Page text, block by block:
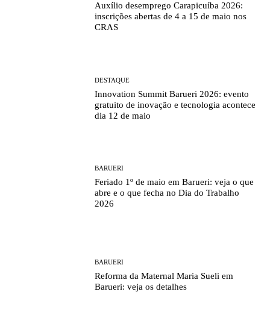
Auxílio desemprego Carapicuíba 2026:
inscrições abertas de 4 a 15 de maio nos
CRAS
DESTAQUE
Innovation Summit Barueri 2026: evento
gratuito de inovação e tecnologia acontece
dia 12 de maio
BARUERI
Feriado 1º de maio em Barueri: veja o que
abre e o que fecha no Dia do Trabalho
2026
BARUERI
Reforma da Maternal Maria Sueli em
Barueri: veja os detalhes